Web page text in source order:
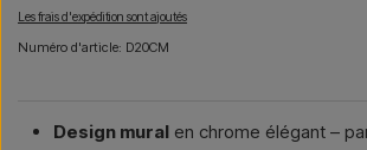
Les frais d'expédition sont ajoutés
Numéro d'article: D20CM
Design mural en chrome élégant –